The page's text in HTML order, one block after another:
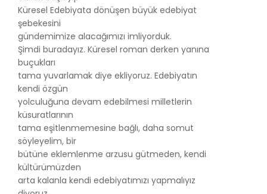
Küresel Edebiyata dönüşen büyük edebiyat
şebekesini
gündemimize alacağımızı imliyorduk.
Şimdi buradayız. Küresel roman derken yanına
buçukları
tama yuvarlamak diye ekliyoruz. Edebiyatın
kendi özgün
yolculuğuna devam edebilmesi milletlerin
küsuratlarının
tama eşitlenmemesine bağlı, daha somut
söyleyelim, bir
bütüne eklemlenme arzusu gütmeden, kendi
kültürümüzden
arta kalanla kendi edebiyatımızı yapmalıyız